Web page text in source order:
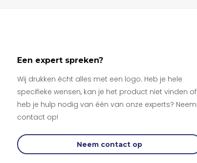
Een expert spreken?
Wij drukken écht alles met een logo. Heb je hele
specifieke wensen, kan je het product niet vinden of
heb je hulp nodig van één van onze experts? Neem
contact op!
Neem contact op